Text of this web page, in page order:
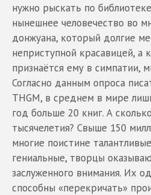
нужно рыскать по
нынешнее человечество во
донжуана, который долгие
неприступной красавицей, а
признаётся ему в симпатии,
Согласно данным опроса
THGM, в среднем в мире
год больше 20 книг. А
тысячелетия? Свыше 150
многие поистине
гениальные, творцы
заслуженного внимания. Их
способны «перекричать»